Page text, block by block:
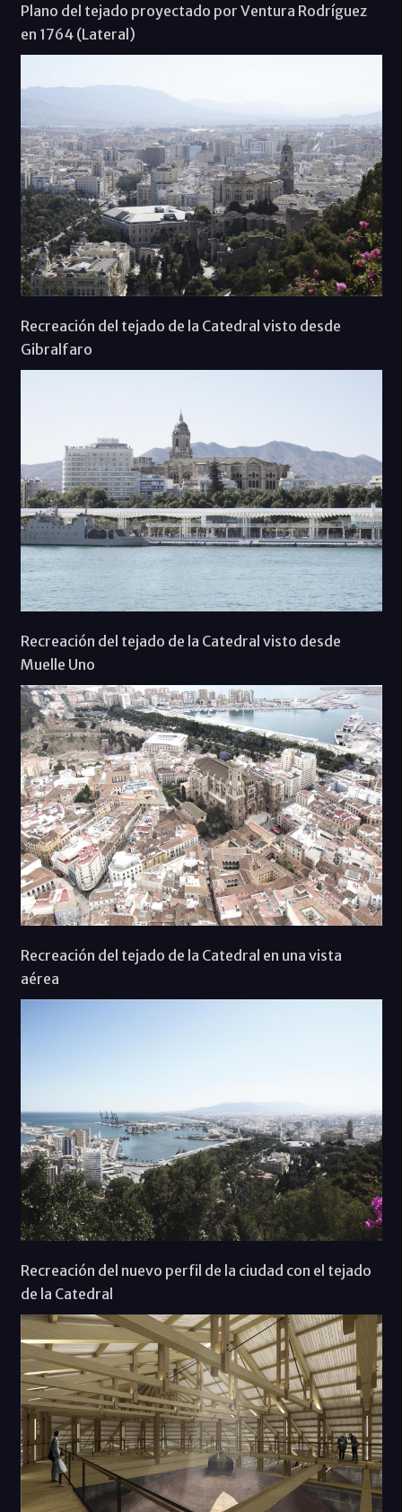
Plano del tejado proyectado por Ventura Rodríguez
en 1764 (Lateral)
Recreación del tejado de la Catedral visto desde
Gibralfaro
Recreación del tejado de la Catedral visto desde
Muelle Uno
Recreación del tejado de la Catedral en una vista
aérea
Recreación del nuevo perfil de la ciudad con el tejado
de la Catedral